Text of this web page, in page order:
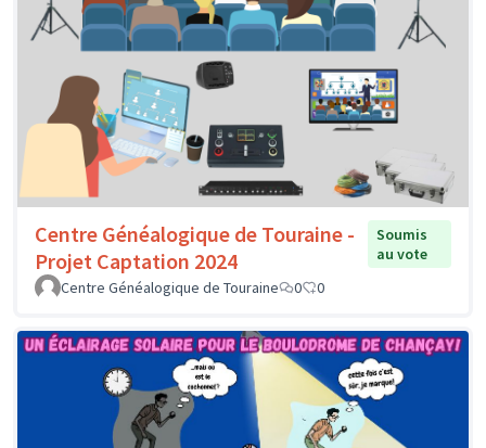
Centre Généalogique de Touraine -
Projet Captation 2024
Soumis
au vote
Centre Généalogique de Touraine
0 0